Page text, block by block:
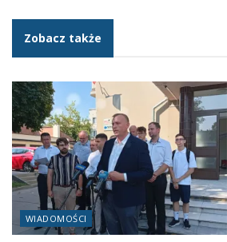
Zobacz także
WIADOMOŚCI